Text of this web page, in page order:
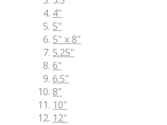
4"
5"
5" x 8"
5.25"
6"
6.5"
8"
10"
12"